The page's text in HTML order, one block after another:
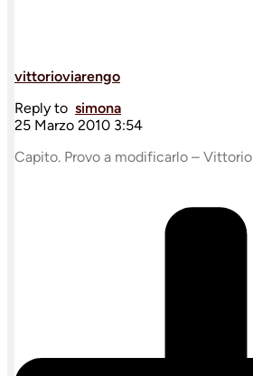
vittorioviarengo
Reply to simona
25 Marzo 2010 3:54
Capito. Provo a modificarlo – Vittorio